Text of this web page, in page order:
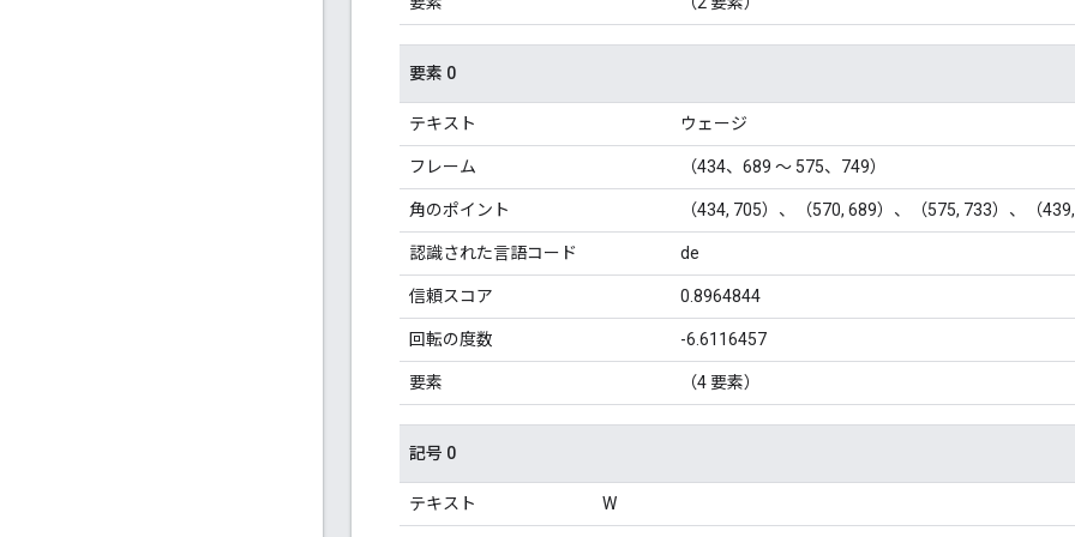
要素 0
テキスト ウェージ
フレーム （434、689 ～ 575、749）
角のポイント （434, 705）、（570, 689）、（575, 733）、（
認識された言語コード de
信頼スコア 0.8964844
回転の度数 -6.6116457
要素 （4 要素）
記号 0
テキスト W